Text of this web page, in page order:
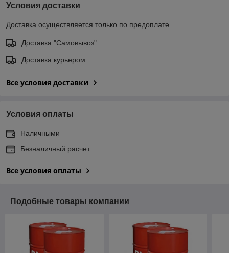
Условия доставки
Доставка осуществляется только по предоплате.
Доставка "Самовывоз"
Доставка курьером
Все условия доставки
Условия оплаты
Наличными
Безналичный расчет
Все условия оплаты
Подобные товары компании